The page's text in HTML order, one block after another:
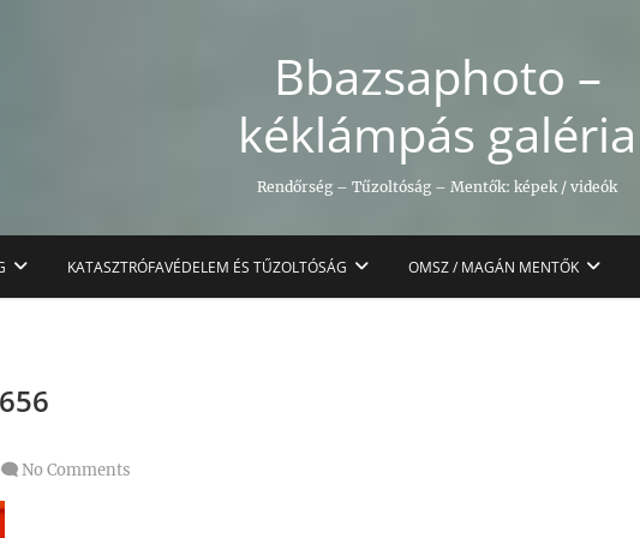
Bbazsaphoto –
kéklámpás galéria
Rendőrség – Tűzoltóság – Mentők: képek / videók
KATASZTRÓFAVÉDELEM ÉS TŰZOLTÓSÁG OMSZ / MAGÁN MENTŐK
No Comments